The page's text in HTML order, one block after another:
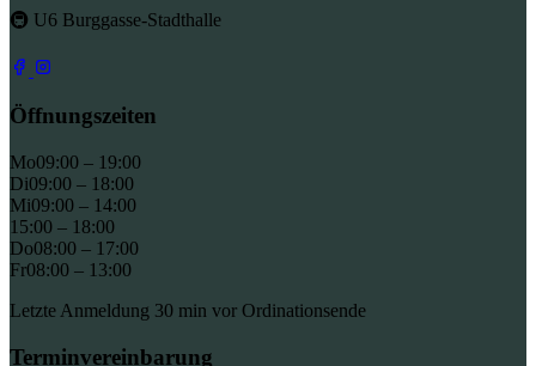
🚇 U6 Burggasse-Stadthalle
Öffnungszeiten
Mo09:00 – 19:00
Di09:00 – 18:00
Mi09:00 – 14:00
15:00 – 18:00
Do08:00 – 17:00
Fr08:00 – 13:00
Letzte Anmeldung 30 min vor Ordinationsende
Terminvereinbarung